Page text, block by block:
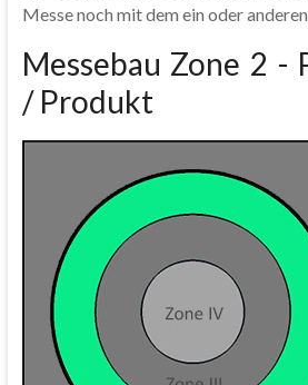
Messe noch mit dem ein oder
Messebau Zone 2 -
/ Produkt